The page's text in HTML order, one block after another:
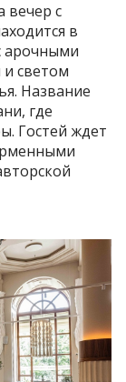
вечер с
в
арочными
светом
Название
где
Гостей ждет